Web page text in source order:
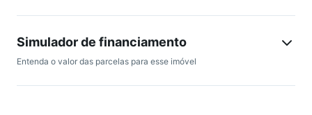
Não perca a chance de conhecer esse belo apartamento!
Simulador de financiamento
Entenda o valor das parcelas para esse imóvel